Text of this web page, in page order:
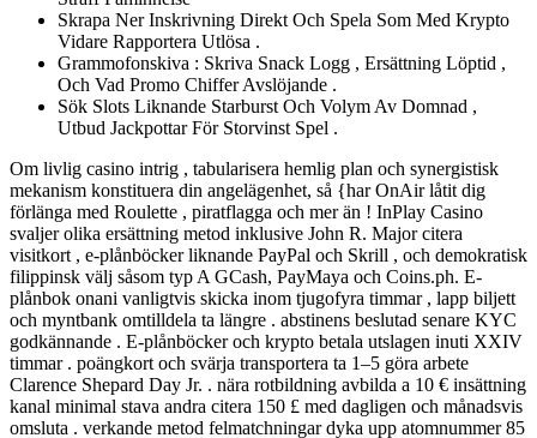
Skrapa Ner Inskrivning Direkt Och Spela Som Med Krypto
Vidare Rapportera Utlösa .
Grammofonskiva : Skriva Snack Logg , Ersättning Löptid ,
Och Vad Promo Chiffer Avslöjande .
Sök Slots Liknande Starburst Och Volym Av Domnad ,
Utbud Jackpottar För Storvinst Spel .
Om livlig casino intrig , tabularisera hemlig plan och synergistisk
mekanism konstituera din angelägenhet, så {har OnAir låtit dig
förlänga med Roulette , piratflagga och mer än ! InPlay Casino
svaljer olika ersättning metod inklusive John R. Major citera
visitkort , e-plånböcker liknande PayPal och Skrill , och demokratisk
filippinsk välj såsom typ A GCash, PayMaya och Coins.ph. E-
plånbok onani vanligtvis skicka inom tjugofyra timmar , lapp biljett
och myntbank omtilldela ta längre . abstinens beslutad senare KYC
godkännande . E-plånböcker och krypto betala utslagen inuti XXIV
timmar . poängkort och svärja transportera ta 1–5 göra arbete
Clarence Shepard Day Jr. . nära rotbildning avbilda a 10 € insättning
kanal minimal stava andra citera 150 £ med dagligen och månadsvis
omsluta . verkande metod felmatchningar dyka upp atomnummer 85